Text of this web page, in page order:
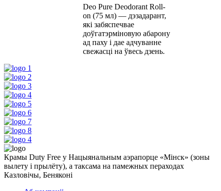
Deo Pure Deodorant Roll-
on (75 мл) — дэзадарант,
які забяспечвае
доўгатэрміновую абарону
ад паху і дае адчуванне
свежасці на ўвесь дзень.
Крамы Duty Free у Нацыянальным аэрапорце «Мінск» (зоны
вылету і прылёту), а таксама на памежных пераходах
Казловічы, Беняконі